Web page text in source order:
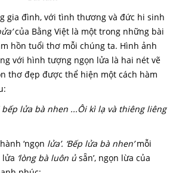
gia đình, với tình thương và đức hi sinh
của Bằng Việt là một trong những bài
hồn tuổi thơ mỗi chúng ta. Hình ảnh
với hình tượng ngọn lửa là hai nét vẽ
thơ đẹp được thể hiện một cách hàm
bếp lửa bà nhen ...Ôi kì lạ và thiêng liêng
‘ngọn lửa’. ‘Bếp lửa bà nhen’mỗi
lửa ‘lòng bà luôn ủsẵn’, ngọn lừa của